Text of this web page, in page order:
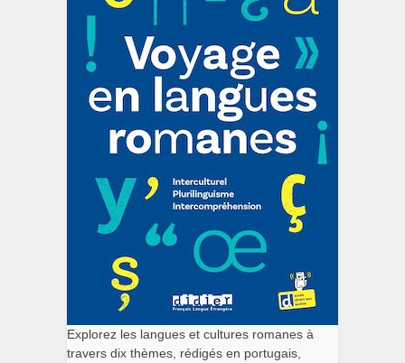
Explorez les langues et cultures romanes à
travers dix thèmes, rédigés en portugais,